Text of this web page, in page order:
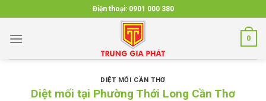
to
content
Điện thoại: 0901 000 380
0
DIỆT MỐI CẦN THƠ
Diệt mối tại Phường Thới Long Cần Thơ